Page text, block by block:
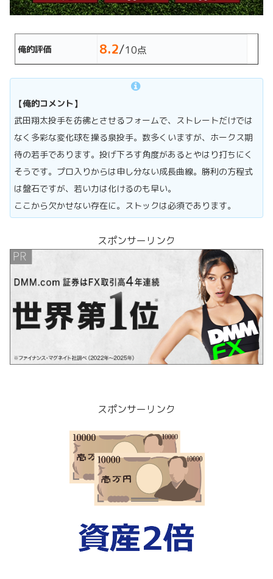
俺的評価 8.2/10点
【俺的コメント】
武田翔太投手を彷彿とさせるフォームで、ストレートだけでは
なく多彩な変化球を操る泉投手。数多くいますが、ホークス期
待の若手であります。投げ下ろす角度があるとやはり打ちにく
そうです。プロ入りからは申し分ない成長曲線。勝利の方程式
は盤石ですが、若い力は化けるのも早い。
ここから欠かせない存在に。ストックは必須であります。
スポンサーリンク
スポンサーリンク